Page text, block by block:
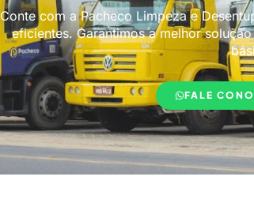
Conte com a Pacheco Limpeza e
eficientes. Garantimos a melhor
FALE